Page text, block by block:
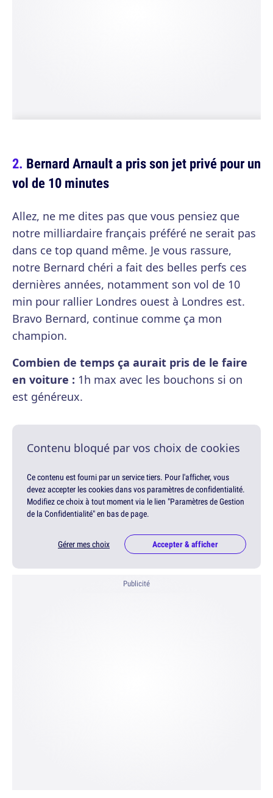
Bernard Arnault a pris son jet privé pour un
vol de 10 minutes
Allez, ne me dites pas que vous pensiez que
notre milliardaire français préféré ne serait pas
dans ce top quand même. Je vous rassure,
notre Bernard chéri a fait des belles perfs ces
dernières années, notamment son vol de 10
min pour rallier Londres ouest à Londres est.
Bravo Bernard, continue comme ça mon
champion.
Combien de temps ça aurait pris de le faire
en voiture : 1h max avec les bouchons si on
est généreux.
Contenu bloqué par vos choix de cookies
Ce contenu est fourni par un service tiers. Pour l'afficher, vous
devez accepter les cookies dans vos paramètres de confidentialité.
Modifiez ce choix à tout moment via le lien "Paramètres de Gestion
de la Confidentialité" en bas de page.
Gérer mes choix Accepter & afficher
Publicité